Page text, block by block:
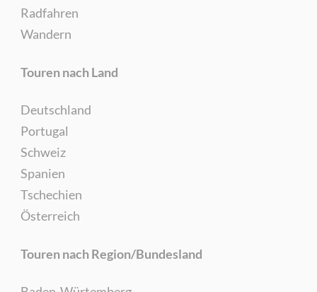
Radfahren
Wandern
Touren nach Land
Deutschland
Portugal
Schweiz
Spanien
Tschechien
Österreich
Touren nach Region/Bundesland